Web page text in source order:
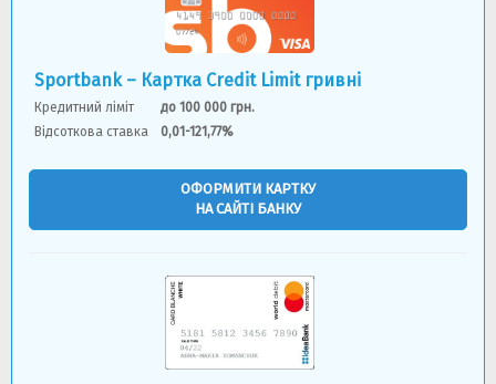
Sportbank – Картка Credit Limit гривні
Кредитний ліміт
до 100 000 грн.
Відсоткова ставка
0,01-121,77%
ОФОРМИТИ КАРТКУ
НА САЙТІ БАНКУ